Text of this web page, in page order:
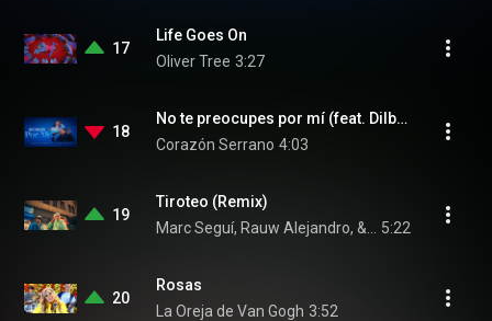
17
Life Goes On
Oliver Tree 3:27
18
No te preocupes por mí (feat. Dilbert Aguilar y su Orquesta La Tribu)
Corazón Serrano 4:03
19
Tiroteo (Remix)
5:22
20
Rosas
La Oreja de Van Gogh 3:52